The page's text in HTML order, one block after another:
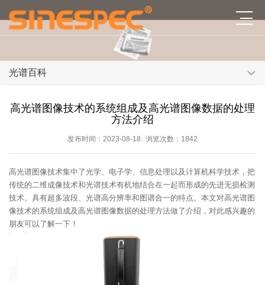
光谱百科
高光谱图像技术的系统组成及高光谱图像数据的处理
方法介绍
发布时间：2023-08-18 浏览次数：1842
高光谱图像技术集中了光学、电子学、信息处理以及计算机科学技术，把
传统的二维成像技术和光谱技术有机地结合在一起而形成的先进无损检测
技术。具有超多波段、光谱高分辨率和图谱合一的特点。本文对高光谱图
像技术的系统组成及高光谱图像数据的处理方法做了介绍，对此感兴趣的
朋友可以了解一下！